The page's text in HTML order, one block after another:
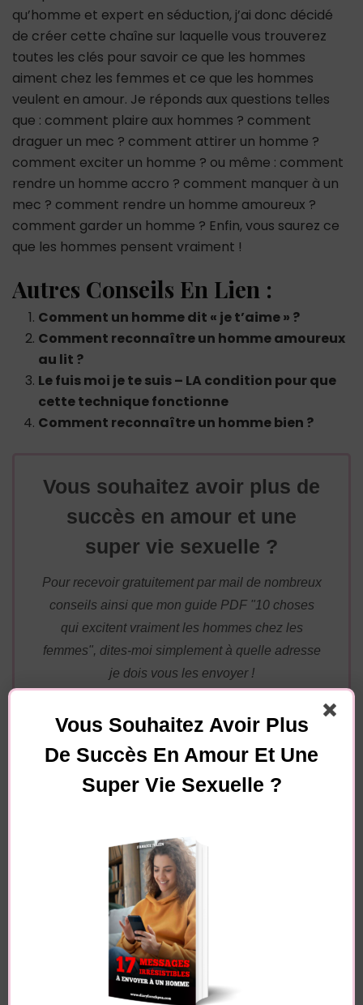
qu’homme et expert en séduction, j’ai donc décidé
de créer cette chaîne sur laquelle vous trouverez
toutes les clés pour savoir ce que les hommes
aiment chez les femmes et ce que les hommes
veulent en amour. Je réponds aux questions telles
que : comment plaire aux hommes ? comment
draguer un mec ? comment attirer un homme ?
comment exciter un homme ? ou même : comment
rendre un homme accro ? comment manquer à un
mec ? comment rendre un homme amoureux ?
comment garder un homme ? Enfin, vous saurez ce
que les hommes pensent vraiment !
Autres Conseils En Lien :
Comment un homme dit « je t’aime » ?
Comment reconnaître un homme amoureux
au lit ?
Le fuis moi je te suis – LA condition pour que
cette technique fonctionne
Comment reconnaître un homme bien ?
Vous souhaitez avoir plus de
succès en amour et une
super vie sexuelle ?
Pour recevoir gratuitement par mail de nombreux
conseils ainsi que mon guide PDF "10 choses
qui excitent vraiment les hommes chez les
femmes", dites-moi simplement à quelle adresse
je dois vous les envoyer !
Essayez. Vous pouvez vous désinscrire à tout moment.
Navigation
Article précédent
Comment faire
l’amour avec un
7 gestes qui révèlent
Vous Souhaitez Avoir Plus
De Succès En Amour Et Une
Super Vie Sexuelle ?